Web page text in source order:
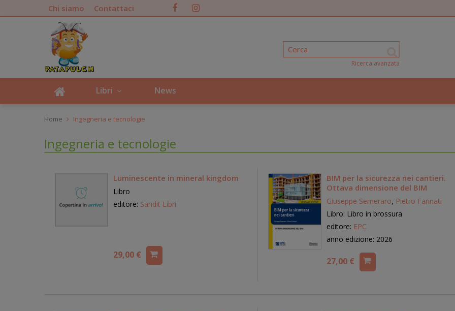
Chi siamo Contattaci
Ricerca avanzata
Libri News
Home Ingegneria e tecnologie
Ingegneria e tecnologie
Luminescente in mineral kingdom
Libro
editore: Sandit Libri
29,00 €
BIM per la sicurezza nei cantieri.
Ottava dimensione del BIM
Giuseppe Semeraro, Pietro Farinati
Libro: Libro in brossura
editore: EPC
anno edizione: 2026
27,00 €